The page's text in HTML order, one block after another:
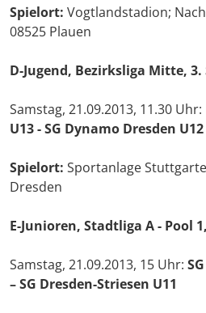
Spielort: Vogtlandstadion;
08525 Plauen
D-Jugend, Bezirksliga Mitte, 3.
Samstag, 21.09.2013, 11.30 Uhr:
U13 - SG Dynamo Dresden U12
Spielort: Sportanlage
Dresden
E-Junioren, Stadtliga A - Pool
Samstag, 21.09.2013, 15 Uhr:
– SG Dresden-Striesen U11